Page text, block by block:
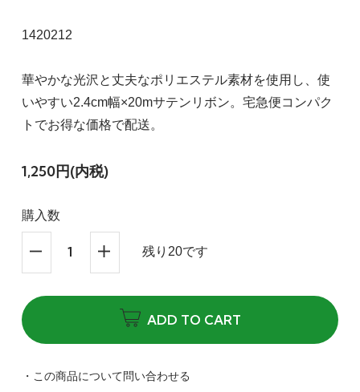
1420212
華やかな光沢と丈夫なポリエステル素材を使用し、使
いやすい2.4cm幅×20mサテンリボン。宅急便コンパク
トでお得な価格で配送。
1,250円(内税)
購入数
残り20です
ADD TO CART
・この商品について問い合わせる